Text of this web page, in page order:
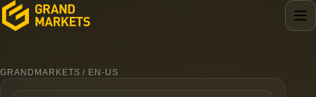
GRANDMARKETS / EN-US